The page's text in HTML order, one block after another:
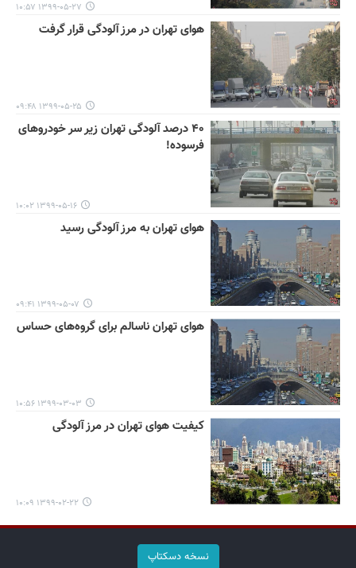
۱۳۹۹-۰۵-۲۷ ۱۰:۵۷
هوای تهران در مرز آلودگی قرار گرفت
۱۳۹۹-۰۵-۲۵ ۰۹:۴۸
۴۰ درصد آلودگی تهران زیر سر خودروهای
فرسوده!
۱۳۹۹-۰۵-۱۶ ۱۰:۰۲
هوای تهران به مرز آلودگی رسید
۱۳۹۹-۰۵-۰۷ ۰۹:۴۱
هوای تهران ناسالم برای گروه‌های حساس
۱۳۹۹-۰۳-۰۳ ۱۰:۵۶
کیفیت هوای تهران در مرز آلودگی
۱۳۹۹-۰۲-۲۲ ۱۰:۰۹
نسخه دسکتاپ